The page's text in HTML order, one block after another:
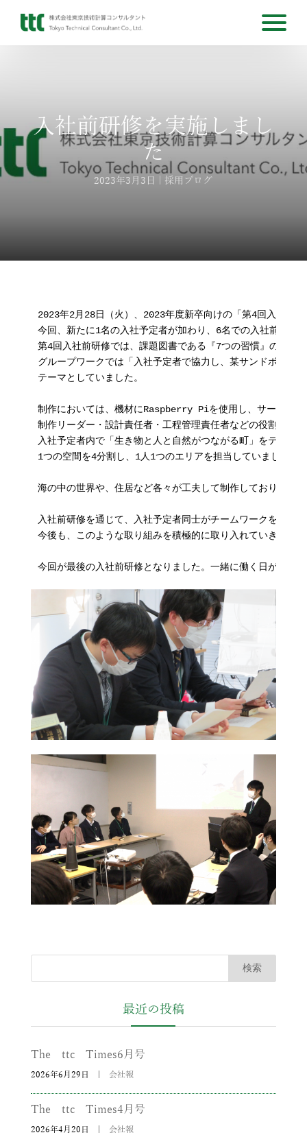
入社前研修を実施しまし
た
2023年3月3日 採用ブログ
2023年2月28日（火）、2023年度新卒向けの「第4回入社前
今回、新たに1名の入社予定者が加わり、6名での入社前研修
第4回入社前研修では、課題図書である『7つの習慣』の読み
グループワークでは「入社予定者で協力し、某サンドボック
テーマとしていました。
制作においては、機材にRaspberry Piを使用し、サーバーの
制作リーダー・設計責任者・工程管理責任者などの役割を決
入社予定者内で「生き物と人と自然がつながる町」をテーマ
1つの空間を4分割し、1人1つのエリアを担当していました。
海の中の世界や、住居など各々が工夫して制作しており、最
入社前研修を通じて、入社予定者同士がチームワークを学
今後も、このような取り組みを積極的に取り入れていきます。
今回が最後の入社前研修となりました。一緒に働く日が今か
最近の投稿
The ttc Times6月号
2026年6月29日 会社報
The ttc Times4月号
2026年4月20日 会社報